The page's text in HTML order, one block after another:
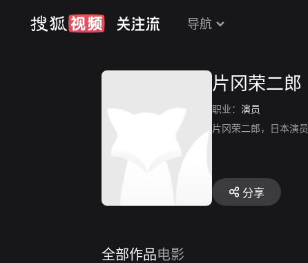
导航
片冈荣二郎
职业： 演员
片冈荣二郎，日本演
分享
全部作品电影